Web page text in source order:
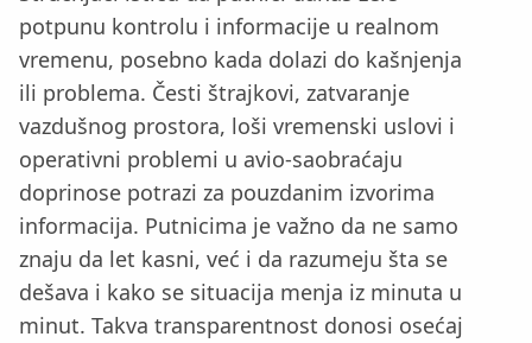
potpunu kontrolu i informacije u realnom
vremenu, posebno kada dolazi do kašnjenja
ili problema. Česti štrajkovi, zatvaranje
vazdušnog prostora, loši vremenski uslovi i
operativni problemi u avio-saobraćaju
doprinose potrazi za pouzdanim izvorima
informacija. Putnicima je važno da ne samo
znaju da let kasni, već i da razumeju šta se
dešava i kako se situacija menja iz minuta u
minut. Takva transparentnost donosi osećaj